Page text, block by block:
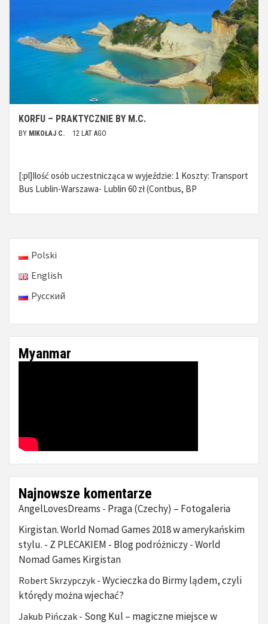
KORFU – PRAKTYCZNIE BY M.C.
BY MIKOŁAJ C. 12 LAT AGO
[:pl]Ilość osób uczestnicząca w wyjeździe: 1 Koszty: Transport
Bus Lublin-Warszawa- Lublin 60 zł (Contbus, BP
Polski
English
Русский
Myanmar
Najnowsze komentarze
AngelLovesDreams - Praga (Czechy) – Fotogaleria
Kirgistan. World Nomad Games 2018 w amerykańskim
stylu. - Z PLECAKIEM - Blog podróżniczy - World
Nomad Games Kirgistan
Robert Skrzypczyk - Wycieczka do Birmy lądem, czyli
którędy można wjechać?
Jakub Pińczak - Song Kul – magiczne miejsce w